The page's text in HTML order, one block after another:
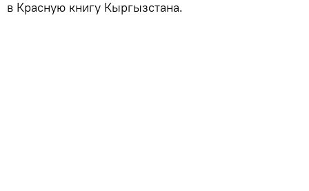
в Красную книгу Кыргызстана.